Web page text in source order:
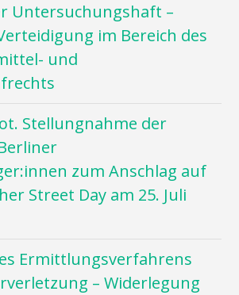
Untersuchungshaft –
im Bereich des
und
Stellungnahme der
zum Anschlag auf
Street Day am 25. Juli
Ermittlungsverfahrens
– Widerlegung